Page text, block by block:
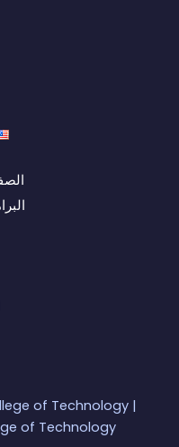
of Technology |
of Technology.